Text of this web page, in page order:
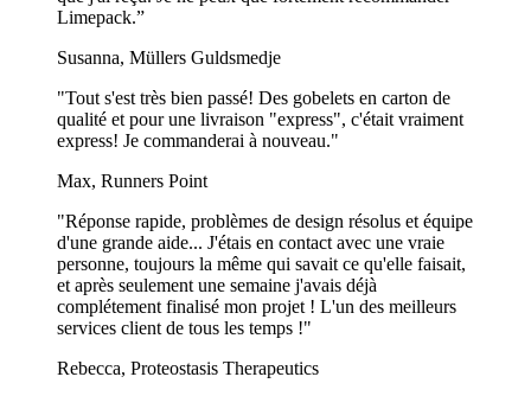
Les gobelets réutilisables sont-ils plus écologiques ?
Oui, nos gobelets en plastique réutilisables sont une alternative
écologique aux plastiques à usage unique. En optant pour ces
gobelets, vous contribuez à la réduction des déchets et soutenez un
avenir plus durable.
De quoi sont fabriqués les gobelets réutilisables ?
Nos gobelets en plastique réutilisables sont fabriqués en plastique de
haute qualité et sans BPA, garantissant ainsi leur sécurité, leur
résistance et leur durabilité.
Peut-on réutiliser les gobelets plusieurs fois ?
Oui, nos gobelets en plastique réutilisables sont conçus pour une
Limepack.”
Susanna, Müllers Guldsmedje
"Tout s'est très bien passé! Des gobelets en carton de
qualité et pour une livraison "express", c'était vraiment
express! Je commanderai à nouveau."
Max, Runners Point
"Réponse rapide, problèmes de design résolus et équipe
d'une grande aide... J'étais en contact avec une vraie
personne, toujours la même qui savait ce qu'elle faisait,
et après seulement une semaine j'avais déjà
complétement finalisé mon projet ! L'un des meilleurs
services client de tous les temps !"
Rebecca, Proteostasis Therapeutics